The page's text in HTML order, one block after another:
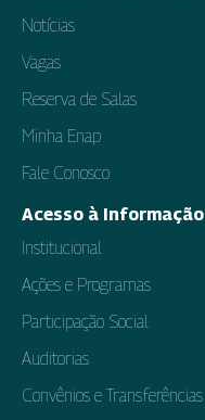
Notícias
Vagas
Reserva de Salas
Minha Enap
Fale Conosco
Acesso à Informação
Institucional
Ações e Programas
Participação Social
Auditorias
Convênios e Transferências